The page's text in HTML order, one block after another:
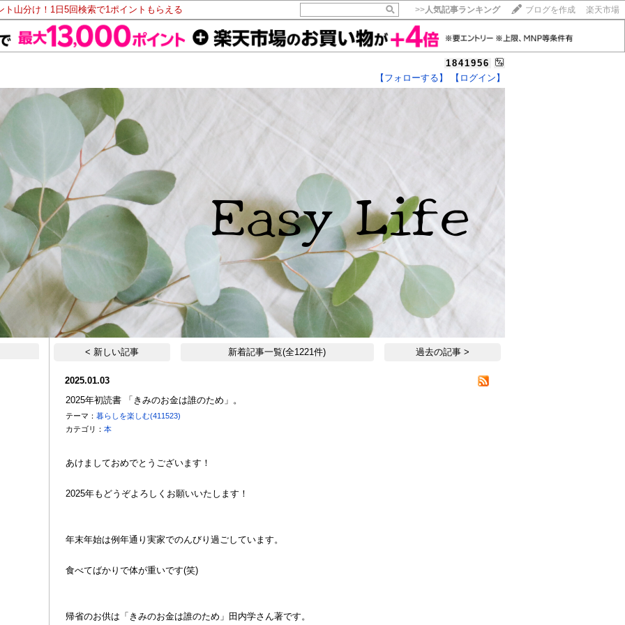
ト山分け！1日5回検索で1ポイントもらえる >>人気記事ランキング ブログを作成 楽天市場
1841956
【フォローする】
【ログイン】
< 新しい記事 新着記事一覧(全1221件) 過去の記事 >
2025.01.03
2025年初読書 「きみのお金は誰のため」。
テーマ：暮らしを楽しむ(411523)
カテゴリ：本
あけましておめでとうございます！
2025年もどうぞよろしくお願いいたします！
年末年始は例年通り実家でのんびり過ごしています。
食べてばかりで体が重いです(笑)
帰省のお供は「きみのお金は誰のため」田内学さん著です。